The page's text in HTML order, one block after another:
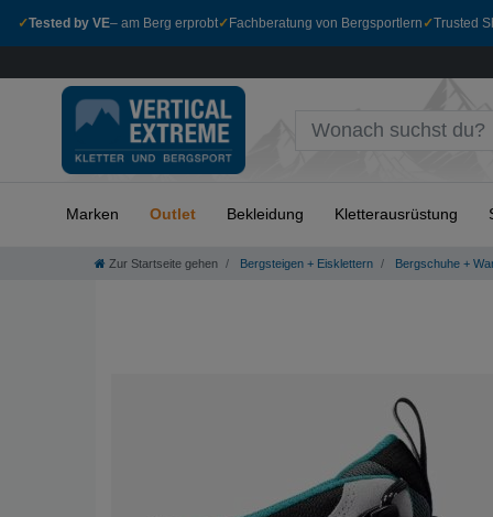
✓Tested by VE– am Berg erprobt✓ Fachberatung von Bergsportlern ✓Trusted
Marken Outlet Bekleidung Kletterausrüstung
Zur Startseite gehen Bergsteigen + Eisklettern Bergschuhe +